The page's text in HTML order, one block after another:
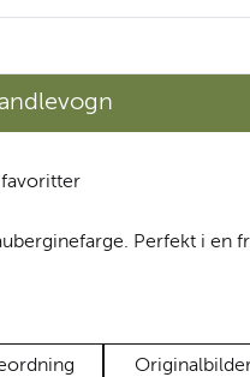
favoritter
Perfekt i en